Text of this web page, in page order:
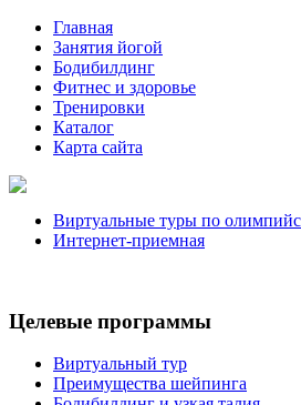
Главная
Занятия йогой
Бодибилдинг
Фитнес и здоровье
Тренировки
Каталог
Карта сайта
Виртуальные туры по
Интернет-приемная
Целевые программы
Виртуальный тур
Преимущества шейпинга